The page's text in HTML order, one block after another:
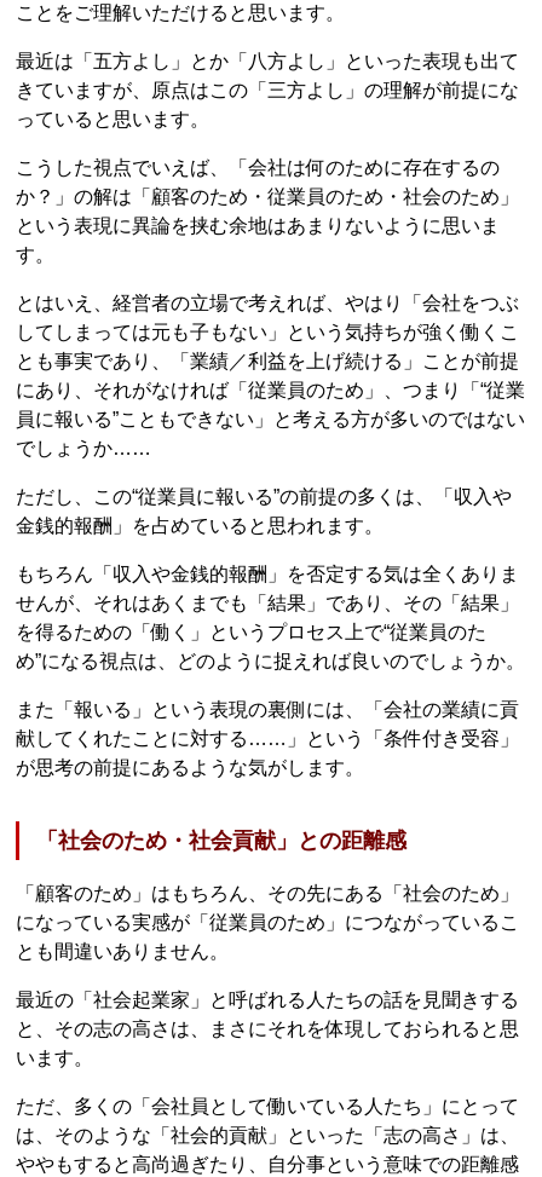
ことをご理解いただけると思います。
最近は「五方よし」とか「八方よし」といった表現も出て
きていますが、原点はこの「三方よし」の理解が前提にな
っていると思います。
こうした視点でいえば、「会社は何のために存在するの
か？」の解は「顧客のため・従業員のため・社会のため」
という表現に異論を挟む余地はあまりないように思いま
す。
とはいえ、経営者の立場で考えれば、やはり「会社をつぶ
してしまっては元も子もない」という気持ちが強く働くこ
とも事実であり、「業績／利益を上げ続ける」ことが前提
にあり、それがなければ「従業員のため」、つまり「“従業
員に報いる”こともできない」と考える方が多いのではない
でしょうか……
ただし、この“従業員に報いる”の前提の多くは、「収入や
金銭的報酬」を占めていると思われます。
もちろん「収入や金銭的報酬」を否定する気は全くありま
せんが、それはあくまでも「結果」であり、その「結果」
を得るための「働く」というプロセス上で“従業員のた
め”になる視点は、どのように捉えれば良いのでしょうか。
また「報いる」という表現の裏側には、「会社の業績に貢
献してくれたことに対する……」という「条件付き受容」
が思考の前提にあるような気がします。
「社会のため・社会貢献」との距離感
「顧客のため」はもちろん、その先にある「社会のため」
になっている実感が「従業員のため」につながっているこ
とも間違いありません。
最近の「社会起業家」と呼ばれる人たちの話を見聞きする
と、その志の高さは、まさにそれを体現しておられると思
います。
ただ、多くの「会社員として働いている人たち」にとって
は、そのような「社会的貢献」といった「志の高さ」は、
ややもすると高尚過ぎたり、自分事という意味での距離感